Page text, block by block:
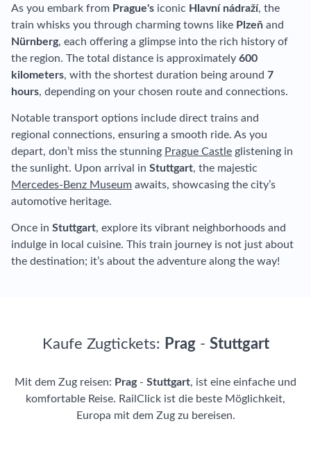
As you embark from Prague's iconic Hlavní nádraží, the
train whisks you through charming towns like Plzeň and
Nürnberg, each offering a glimpse into the rich history of
the region. The total distance is approximately 600
kilometers, with the shortest duration being around 7
hours, depending on your chosen route and connections.
Notable transport options include direct trains and
regional connections, ensuring a smooth ride. As you
depart, don’t miss the stunning Prague Castle glistening in
the sunlight. Upon arrival in Stuttgart, the majestic
Mercedes-Benz Museum awaits, showcasing the city’s
automotive heritage.
Once in Stuttgart, explore its vibrant neighborhoods and
indulge in local cuisine. This train journey is not just about
the destination; it’s about the adventure along the way!
Kaufe Zugtickets: Prag- Stuttgart
Mit dem Zug reisen: Prag- Stuttgart, ist eine einfache und
komfortable Reise. RailClick ist die beste Möglichkeit,
Europa mit dem Zug zu bereisen.